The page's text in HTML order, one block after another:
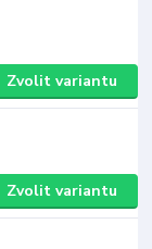
Zvolit variantu
Zvolit variantu